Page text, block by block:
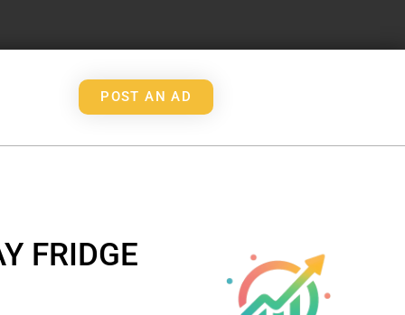
POST AN AD
FRIDGE